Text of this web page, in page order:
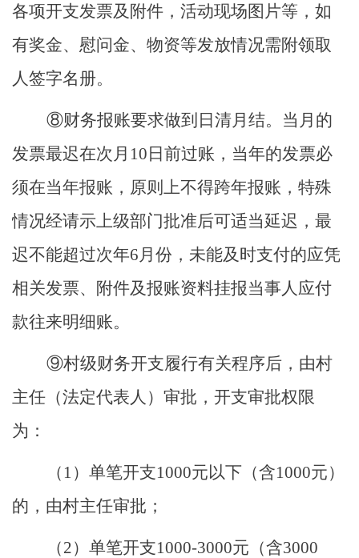
各项开支发票及附件，活动现场图片等，如
有奖金、慰问金、物资等发放情况需附领取
人签字名册。
⑧财务报账要求做到日清月结。当月的
发票最迟在次月10日前过账，当年的发票必
须在当年报账，原则上不得跨年报账，特殊
情况经请示上级部门批准后可适当延迟，最
迟不能超过次年6月份，未能及时支付的应凭
相关发票、附件及报账资料挂报当事人应付
款往来明细账。
⑨村级财务开支履行有关程序后，由村
主任（法定代表人）审批，开支审批权限
为：
（ 1）单笔开支1000元以下（含1000元）
的，由村主任审批；
（2）单笔开支1000-3000元（含3000